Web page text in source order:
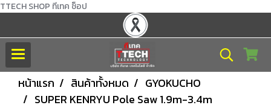
TTECH SHOP ทีเทค ช็อป
หน้าแรก สินค้าทั้งหมด
GYOKUCHO
SUPER KENRYU Pole Saw 1.9m-3.4m